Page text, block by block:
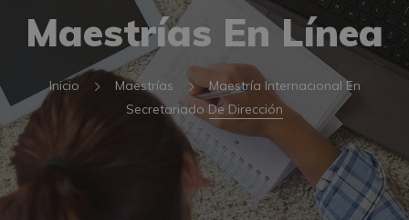
Maestrías En Línea
Inicio Maestrías
Maestría Internacional En
Secretariado De Dirección